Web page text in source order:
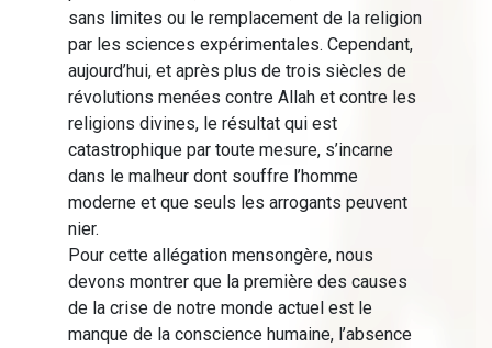
sans limites ou le remplacement de la religion
par les sciences expérimentales. Cependant,
aujourd’hui, et après plus de trois siècles de
révolutions menées contre Allah et contre les
religions divines, le résultat qui est
catastrophique par toute mesure, s’incarne
dans le malheur dont souffre l’homme
moderne et que seuls les arrogants peuvent
nier.
Pour cette allégation mensongère, nous
devons montrer que la première des causes
de la crise de notre monde actuel est le
manque de la conscience humaine, l’absence